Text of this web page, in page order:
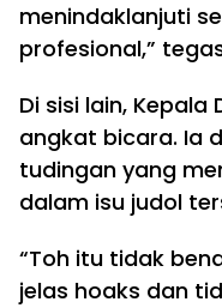
menindaklanjuti
profesional,”
Di sisi lain, Kepala
angkat bicara. Ia
tudingan yang
dalam isu judol
“Toh itu tidak
jelas hoaks dan